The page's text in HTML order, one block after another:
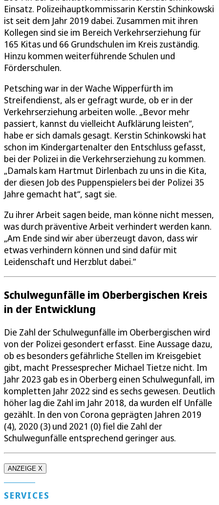
Einsatz. Polizeihauptkommissarin Kerstin Schinkowski
ist seit dem Jahr 2019 dabei. Zusammen mit ihren
Kollegen sind sie im Bereich Verkehrserziehung für
165 Kitas und 66 Grundschulen im Kreis zuständig.
Hinzu kommen weiterführende Schulen und
Förderschulen.
Petsching war in der Wache Wipperfürth im
Streifendienst, als er gefragt wurde, ob er in der
Verkehrserziehung arbeiten wolle. „Bevor mehr
passiert, kannst du vielleicht Aufklärung leisten“,
habe er sich damals gesagt. Kerstin Schinkowski hat
schon im Kindergartenalter den Entschluss gefasst,
bei der Polizei in die Verkehrserziehung zu kommen.
„Damals kam Hartmut Dirlenbach zu uns in die Kita,
der diesen Job des Puppenspielers bei der Polizei 35
Jahre gemacht hat“, sagt sie.
Zu ihrer Arbeit sagen beide, man könne nicht messen,
was durch präventive Arbeit verhindert werden kann.
„Am Ende sind wir aber überzeugt davon, dass wir
etwas verhindern können und sind dafür mit
Leidenschaft und Herzblut dabei.“
Schulwegunfälle im Oberbergischen Kreis
in der Entwicklung
Die Zahl der Schulwegunfälle im Oberbergischen wird
von der Polizei gesondert erfasst. Eine Aussage dazu,
ob es besonders gefährliche Stellen im Kreisgebiet
gibt, macht Pressesprecher Michael Tietze nicht. Im
Jahr 2023 gab es in Oberberg einen Schulwegunfall, im
kompletten Jahr 2022 sind es sechs gewesen. Deutlich
höher lag die Zahl im Jahr 2018, da wurden elf Unfälle
gezählt. In den von Corona geprägten Jahren 2019
(4), 2020 (3) und 2021 (0) fiel die Zahl der
Schulwegunfälle entsprechend geringer aus.
ANZEIGE X
SERVICES